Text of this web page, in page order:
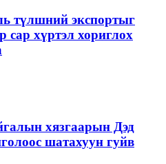
түлшний экспортыг
сар хүртэл хориглох
хязгаарын Дэд
шатахуун гуйв